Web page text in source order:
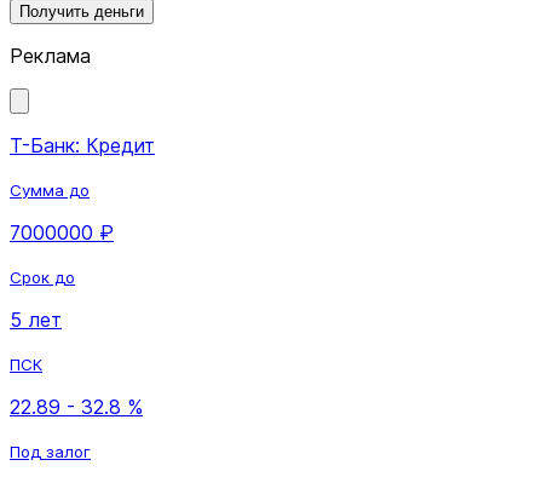
Получить деньги
Реклама
Т-Банк: Кредит
Сумма до
7000000 ₽
Срок до
5 лет
ПСК
22.89 - 32.8 %
Под залог